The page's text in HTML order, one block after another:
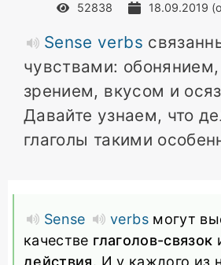
52838 18.09.2019
Sense verbs
чувствами:
зрением, вкусом и
Давайте узнаем, что
глаголы такими
Sense verbs могут
качестве глаголов-связок
действия. И у каждого из